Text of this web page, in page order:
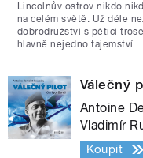
Lincolnův ostrov nikdo
na celém světě. Už déle
dobrodružství s pěticí
hlavně nejedno tajemství.
Válečný
Antoine
Vladimír
Koupit